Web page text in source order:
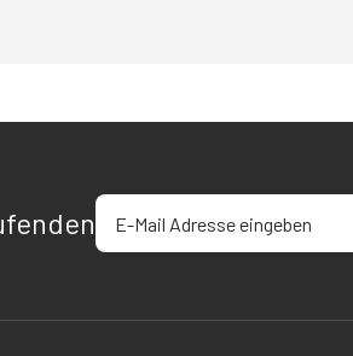
E-Mail-Adresse eingeben